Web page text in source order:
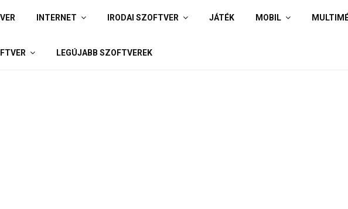
INTERNET IRODAI SZOFTVER JÁTÉK MOBIL
LEGÚJABB SZOFTVEREK